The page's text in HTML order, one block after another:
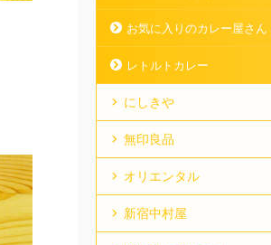
お気に入りのカレー屋さん
レトルトカレー
にしきや
無印良品
オリエンタル
新宿中村屋